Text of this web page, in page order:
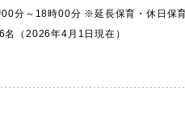
00分～18時00分 ※延長保育・休日保
（2026年4月1日現在）